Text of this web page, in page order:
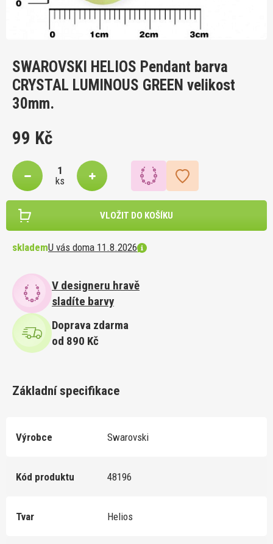
SWAROVSKI HELIOS Pendant barva
CRYSTAL LUMINOUS GREEN velikost
30mm.
99 Kč
ks
VLOŽIT DO KOŠÍKU
sklademU vás doma 11.8.2026
V designeru hravě
sladíte barvy
Doprava zdarma
od 890 Kč
Základní specifikace
Výrobce Swarovski
Kód produktu 48196
Tvar Helios